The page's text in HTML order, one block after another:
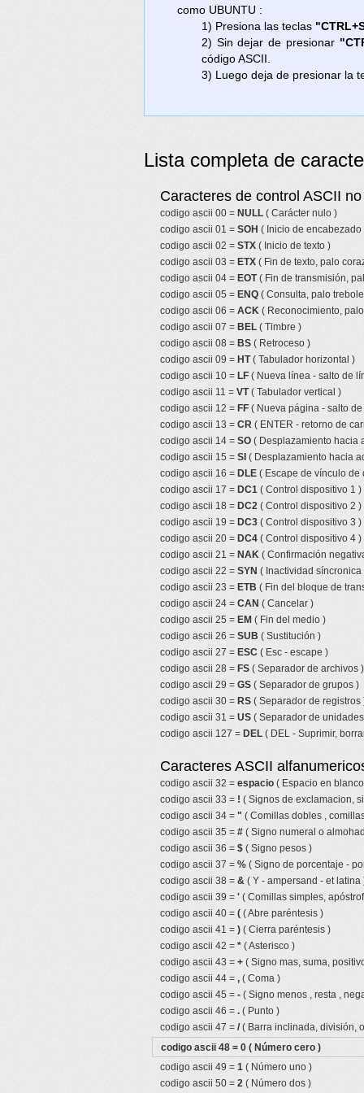
como UBUNTU :
1) Presiona las teclas
2) Sin dejar de presionar
código ASCII.
3) Luego deja de presionar la
Lista completa de
Caracteres de control ASCII
codigo ascii 00 = NULL ( Carácter nulo )
codigo ascii 01 = SOH ( Inicio de encabezado
codigo ascii 02 = STX ( Inicio de texto )
codigo ascii 03 = ETX ( Fin de texto, palo
codigo ascii 04 = EOT( Fin de transmisión,
codigo ascii 05 = ENQ ( Consulta, palo
codigo ascii 06 = ACK ( Reconocimiento,
codigo ascii 07 = BEL ( Timbre )
codigo ascii 08 = BS ( Retroceso )
codigo ascii 09 = HT( Tabulador horizontal )
codigo ascii 10 = LF ( Nueva línea - salto de
codigo ascii 11 = VT( Tabulador vertical )
codigo ascii 12 = FF ( Nueva página - salto
codigo ascii 13 = CR ( ENTER - retorno de
codigo ascii 14 = SO ( Desplazamiento hacia
codigo ascii 15 = SI ( Desplazamiento hacia
codigo ascii 16 = DLE ( Escape de vínculo de
codigo ascii 17 = DC1 ( Control dispositivo 1 )
codigo ascii 18 = DC2 ( Control dispositivo 2 )
codigo ascii 19 = DC3 ( Control dispositivo 3 )
codigo ascii 20 = DC4 ( Control dispositivo 4 )
codigo ascii 21 = NAK ( Confirmación
codigo ascii 22 = SYN ( Inactividad síncronica
codigo ascii 23 = ETB ( Fin del bloque de
codigo ascii 24 = CAN ( Cancelar )
codigo ascii 25 = EM ( Fin del medio )
codigo ascii 26 = SUB ( Sustitución )
codigo ascii 27 = ESC ( Esc - escape )
codigo ascii 28 = FS ( Separador de archivos )
codigo ascii 29 = GS ( Separador de grupos )
codigo ascii 30 = RS ( Separador de registros
codigo ascii 31 = US ( Separador de
codigo ascii 127 = DEL ( DEL - Suprimir,
Caracteres ASCII
codigo ascii 32 = espacio ( Espacio en
codigo ascii 33 = ! ( Signos de exclamacion,
codigo ascii 34 = " ( Comillas dobles ,
codigo ascii 35 = # ( Signo numeral o
codigo ascii 36 = $ ( Signo pesos )
codigo ascii 37 = % ( Signo de porcentaje -
codigo ascii 38 = & ( Y - ampersand - et latina
codigo ascii 39 = ' ( Comillas simples,
codigo ascii 40 = ( ( Abre paréntesis )
codigo ascii 41 = ) ( Cierra paréntesis )
codigo ascii 42 = * ( Asterisco )
codigo ascii 43 = + ( Signo mas, suma,
codigo ascii 44 = , ( Coma )
codigo ascii 45 = - ( Signo menos , resta ,
codigo ascii 46 = . ( Punto )
codigo ascii 47 = /( Barra inclinada, división,
codigo ascii 48 = 0 ( Número cero )
codigo ascii 49 = 1 ( Número uno )
codigo ascii 50 = 2 ( Número dos )